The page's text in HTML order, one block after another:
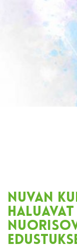
NUVAN
HALUAVAT